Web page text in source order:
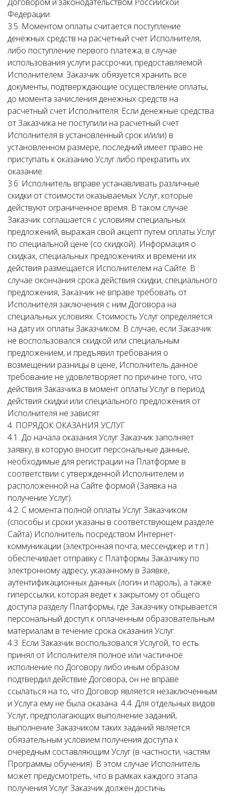
Федерации.
3.5. Моментом оплаты считается поступление
денежных средств на расчетный счет Исполнителя,
либо поступление первого платежа, в случае
использования услуги рассрочки, предоставляемой
Исполнителем. Заказчик обязуется хранить все
документы, подтверждающие осуществление оплаты,
до момента зачисления денежных средств на
расчетный счет Исполнителя. Если денежные средства
от Заказчика не поступили на расчетный счет
Исполнителя в установленный срок и/или) в
установленном размере, последний имеет право не
приступать к оказанию Услуг либо прекратить их
оказание.
3.6. Исполнитель вправе устанавливать различные
скидки от стоимости оказываемых Услуг, которые
действуют ограниченное время. В таком случае
Заказчик соглашается с условиям специальных
предложений, выражая свой акцепт путем оплаты Услуг
по специальной цене (со скидкой). Информация о
скидках, специальных предложениях и времени их
действия размещается Исполнителем на Сайте. В
случае окончания срока действия скидки, специального
предложения, Заказчик не вправе требовать от
Исполнителя заключения с ним Договора на
специальных условиях. Стоимость Услуг определяется
на дату их оплаты Заказчиком. В случае, если Заказчик
не воспользовался скидкой или специальным
предложением, и предъявил требования о
возмещении разницы в цене, Исполнитель данное
требование не удовлетворяет по причине того, что
действия Заказчика в момент оплаты Услуг в период
действия скидки или специального предложения от
Исполнителя не зависят.
4. ПОРЯДОК ОКАЗАНИЯ УСЛУГ
4.1. До начала оказания Услуг Заказчик заполняет
заявку, в которую вносит персональные данные,
необходимые для регистрации на Платформе в
соответствии с утвержденной Исполнителем и
расположенной на Сайте формой (Заявка на
получение Услуг).
4.2. С момента полной оплаты Услуг Заказчиком
(способы и сроки указаны в соответствующем разделе
Сайта) Исполнитель посредством Интернет-
коммуникации (электронная почта, мессенджер и т.п.)
обеспечивает отправку с Платформы Заказчику по
электронному адресу, указанному в Заявке,
аутентификационных данных (логин и пароль), а также
гиперссылки, которая ведет к закрытому от общего
доступа разделу Платформы, где Заказчику открывается
персональный доступ к оплаченным образовательным
материалам в течение срока оказания Услуг.
4.3. Если Заказчик воспользовался Услугой, то есть
принял от Исполнителя полное или частичное
исполнение по Договору либо иным образом
подтвердил действие Договора, он не вправе
ссылаться на то, что Договор является незаключенным
и Услуга ему не была оказана. 4.4. Для отдельных видов
Услуг, предполагающих выполнение заданий,
выполнение Заказчиком таких заданий является
обязательным условием получения доступа к
очередным составляющим Услуг (в частности, частям
Программы обучения). В этом случае Исполнитель
может предусмотреть, что в рамках каждого этапа
получения Услуг Заказчик должен достичь